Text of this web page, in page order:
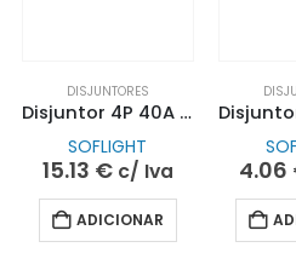
DISJUNTORES
Disjuntor 4P 40A 6KA C| SOFLIGHT
SOFLIGHT
15.13 € c/ Iva
ADICIONAR
4.06